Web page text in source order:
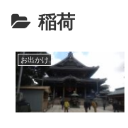
稲荷
お出かけ